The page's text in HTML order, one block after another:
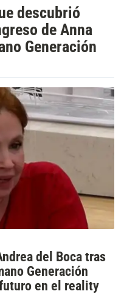
descubrió
de Anna
Generación
del Boca tras
Generación
en el reality